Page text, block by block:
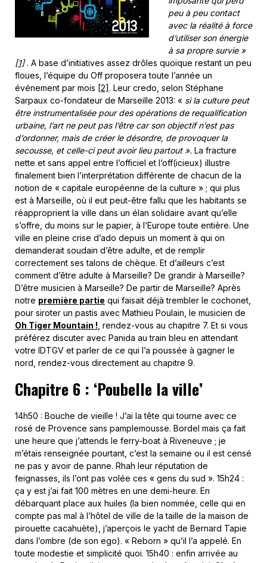
peu à peu contact
avec la réalité à force
d’utiliser son énergie
à sa propre survie »
[1]. A base d’initiatives assez drôles quoique restant un peu
floues, l’équipe du Off proposera toute l’année un
événement par mois [2] . Leur credo, selon Stéphane
Sarpaux co-fondateur de Marseille 2013: « si la culture peut
être instrumentalisée pour des opérations de requalification
urbaine, l’art ne peut pas l’être car son objectif n’est pas
d’ordonner, mais de créer le désordre, de provoquer la
secousse, et celle-ci peut avoir lieu partout ». La fracture
nette et sans appel entre l’officiel et l’off(icieux) illustre
finalement bien l’interprétation différente de chacun de la
notion de « capitale européenne de la culture » ; qui plus
est à Marseille, où il eut peut-être fallu que les habitants se
réapproprient la ville dans un élan solidaire avant qu’elle
s’offre, du moins sur le papier, à l’Europe toute entière. Une
ville en pleine crise d’ado depuis un moment à qui on
demanderait soudain d’être adulte, et de remplir
correctement ses talons de chèque. Et d’ailleurs c’est
comment d’être adulte à Marseille? De grandir à Marseille?
D’être musicien à Marseille? De partir de Marseille? Après
notre première partie qui faisait déjà trembler le cochonet,
pour siroter un pastis avec Mathieu Poulain, le musicien de
Oh Tiger Mountain ! , rendez-vous au chapitre 7. Et si vous
préférez discuter avec Panida au train bleu en attendant
votre IDTGV et parler de ce qui l’a poussée à gagner le
nord, rendez-vous directement au chapitre 9.
Chapitre 6 : ‘Poubelle la ville’
14h50 : Bouche de vieille ! J’ai la tête qui tourne avec ce
rosé de Provence sans pamplemousse. Bordel mais ça fait
une heure que j’attends le ferry-boat à Riveneuve ; je
m’étais renseignée pourtant, c’est la semaine ou il est censé
ne pas y avoir de panne. Rhah leur réputation de
feignasses, ils l’ont pas volée ces « gens du sud ». 15h24 :
ça y est j’ai fait 100 mètres en une demi-heure. En
débarquant place aux huiles (la bien nommée, celle qui en
compte pas mal à l’hôtel de ville de la taille de la maison de
pirouette cacahuète), j’aperçois le yacht de Bernard Tapie
dans l’ombre (de son ego). « Reborn » qu’il l’a appelé. En
toute modestie et simplicité quoi. 15h40 : enfin arrivée au